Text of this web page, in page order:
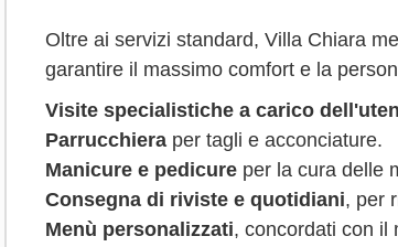
Oltre ai servizi standard, Villa Chiara
garantire il massimo comfort e la
Visite specialistiche a carico
Parrucchiera per tagli e acconciature.
Manicure e pedicure per la cura delle
Consegna di riviste e quotidiani, per
Menù personalizzati, concordati con il